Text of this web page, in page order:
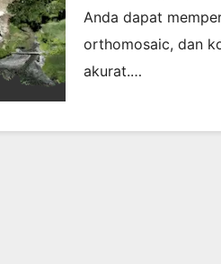
Anda dapat
orthomosaic, dan
akurat.…